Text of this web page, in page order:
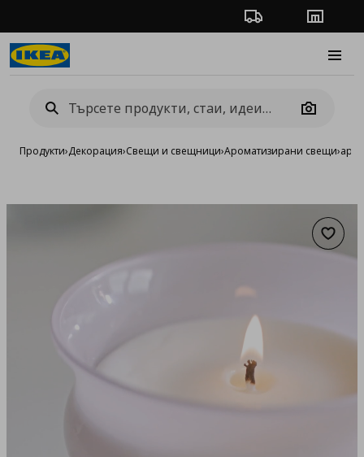
Проследяване на
Camera
Продукти›Декорация›Свещи и свещници›Ароматизирани свещи›